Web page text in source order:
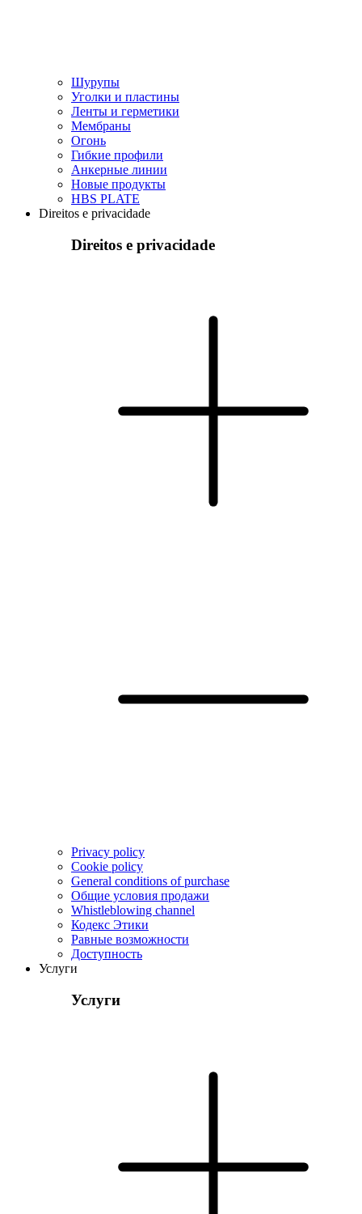
Шурупы
Уголки и пластины
Ленты и герметики
Мембраны
Огонь
Гибкие профили
Анкерные линии
Hовые продукты
HBS PLATE
Direitos e privacidade
Direitos e privacidade
Privacy policy
Cookie policy
General conditions of purchase
Общие условия продажи
Whistleblowing channel
Кодекс Этики
Pавные возможности
Доступность
Услуги
Услуги